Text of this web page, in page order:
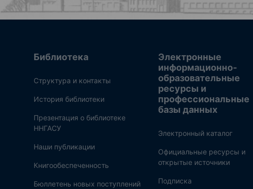
Библиотека
Структура и контакты
История библиотеки
Презентация о библиотеке
ННГАСУ
Наши публикации
Книгообеспеченность
Бюллетень новых поступлений
Электронные
информационно-
образовательные
ресурсы и
профессиональные
базы данных
Электронный каталог
Официальные ресурсы и
открытые источники
Подписка